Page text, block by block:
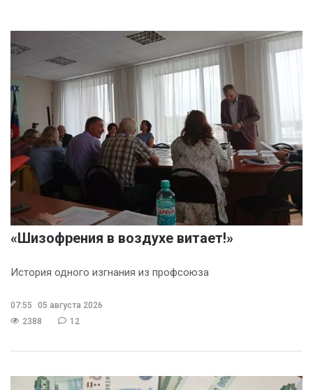
«Шизофрения в воздухе витает!»
История одного изгнания из профсоюза
07:55
05 августа 2026
2388
12